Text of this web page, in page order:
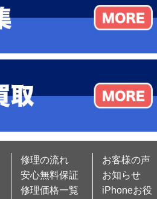
修理の流れ
安心無料保証
修理価格一覧
お客様の声
お知らせ
iPhoneお役